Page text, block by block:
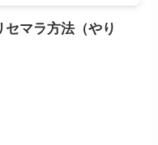
セマラ方法（やり